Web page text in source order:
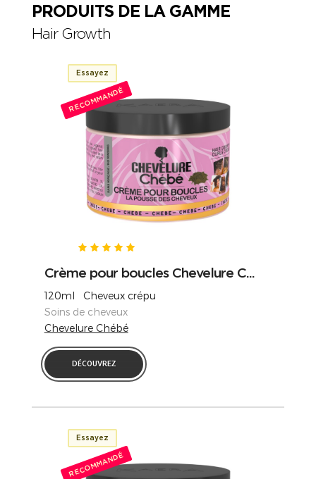
PRODUITS DE LA GAMME
Hair Growth
Essayez
RECOMMANDÉ
Crème pour boucles Chevelure C...
120ml Cheveux crépu
Soins de cheveux
Chevelure Chébé
DÉCOUVREZ
Essayez
RECOMMANDÉ